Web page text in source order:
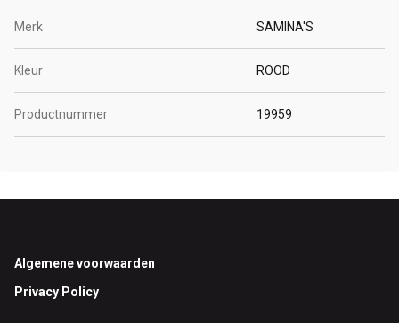
Merk SAMINA'S
Kleur ROOD
Productnummer 19959
Footer
Algemene voorwaarden
Privacy Policy